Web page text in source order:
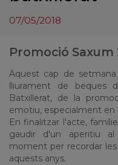
07/05/2018
Promoció Saxum
Aquest cap de
lliurament de beques
Batxillerat, de la
emotiu, especialment en
En finalitzar l'acte,
gaudir d'un aperitiu
moment per recordar
aquests anys.